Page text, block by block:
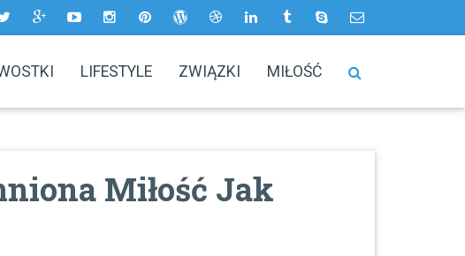
LIFESTYLE ZWIĄZKI MIŁOŚĆ
Miłość Jak